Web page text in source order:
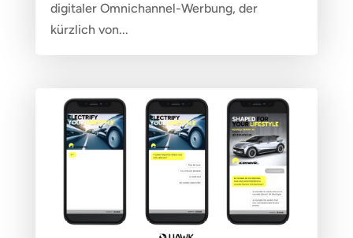
digitaler Omnichannel-Werbung, der
kürzlich von...